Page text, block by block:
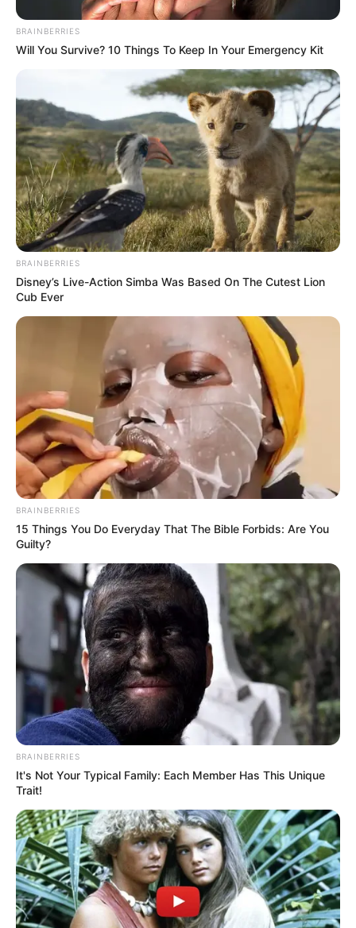
BRAINBERRIES
Will You Survive? 10 Things To Keep In Your Emergency Kit
BRAINBERRIES
Disney’s Live-Action Simba Was Based On The Cutest Lion
Cub Ever
BRAINBERRIES
15 Things You Do Everyday That The Bible Forbids: Are You
Guilty?
BRAINBERRIES
It's Not Your Typical Family: Each Member Has This Unique
Trait!